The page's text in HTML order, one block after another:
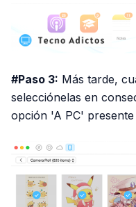
#Paso 3: Más tarde,
selecciónelas en
opción 'A PC'